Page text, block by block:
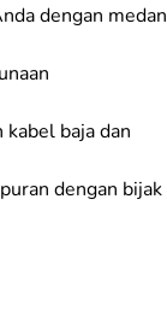
dengan medan
baja dan
dengan bijak